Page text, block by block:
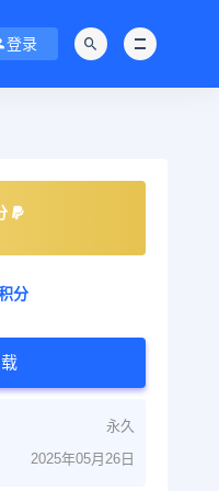
登录
分
永久
2025年05月26日